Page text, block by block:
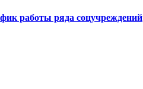
работы ряда соцучреждений